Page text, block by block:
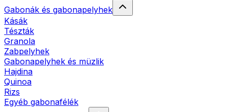
Gabonák és gabonapelyhek
Kásák
Tészták
Granola
Zabpelyhek
Gabonapelyhek és müzlik
Hajdina
Quinoa
Rizs
Egyéb gabonafélék